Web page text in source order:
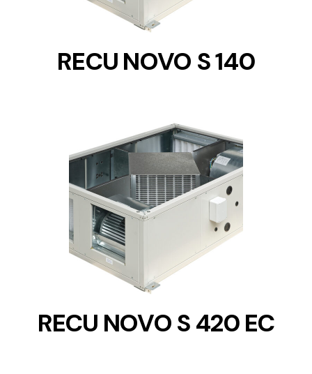
RECU NOVO S 140
DETAILS
RECU NOVO S 420 EC